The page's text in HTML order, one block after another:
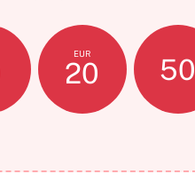
EUR
20 50